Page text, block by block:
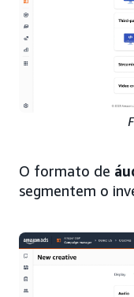
O formato de
segmentem o